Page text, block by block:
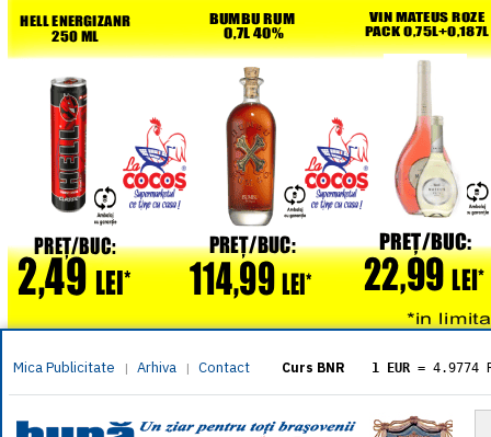
Mica Publicitate | Arhiva | Contact Curs BNR 1 EUR = 4.9774
= 5.8304
1 XAU= 464.4611